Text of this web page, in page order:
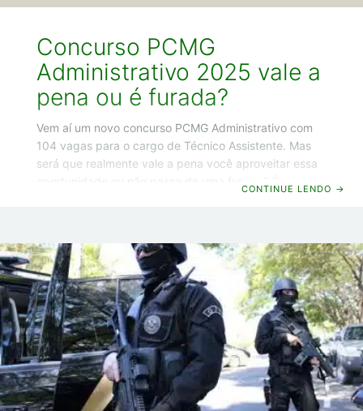
Concurso PCMG
Administrativo 2025 vale a
pena ou é furada?
Vem aí um novo concurso PCMG Administrativo com
104 vagas para o cargo de Técnico Assistente. Mas
será que realmente vale a pena você aproveitar essa
sincera se compensa mesmo você prestar esse
concurso. E agora chega de conversa e vamos
começar! Concurso PCMG Administrativo: Vantagens
CONTINUE LENDO →